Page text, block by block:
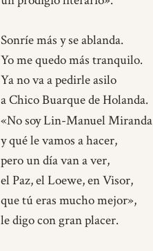
Sonríe más y se ablanda.
Yo me quedo más tranquilo.
Ya no va a pedirle asilo
a Chico Buarque de Holanda.
«No soy Lin-Manuel Miranda
y qué le vamos a hacer,
pero un día van a ver,
el Paz, el Loewe, en Visor,
que tú eras mucho mejor»,
le digo con gran placer.